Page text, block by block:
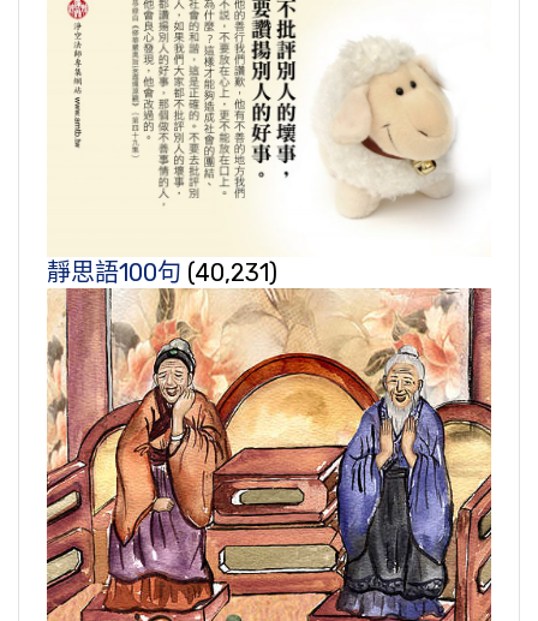
靜思語100句 (40,231)